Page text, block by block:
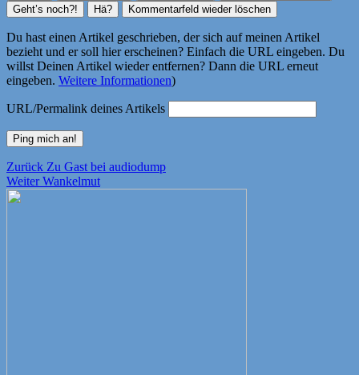
Du hast einen Artikel geschrieben, der sich auf meinen Artikel
bezieht und er soll hier erscheinen? Einfach die URL eingeben. Du
willst Deinen Artikel wieder entfernen? Dann die URL erneut
eingeben. Weitere Informationen)
URL/Permalink deines Artikels
Beitragsnavigation
Zurück Vorheriger
Beitrag:
Zu Gast bei audiodump
Weiter Nächster
Wankelmut